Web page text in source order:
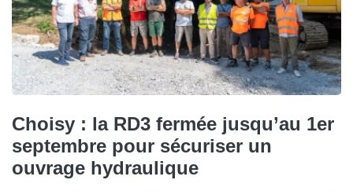
Choisy : la RD3 fermée jusqu’au 1er
septembre pour sécuriser un
ouvrage hydraulique